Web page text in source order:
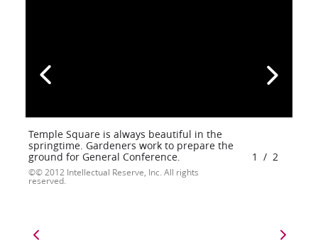
Temple Square is always beautiful in the
springtime. Gardeners work to prepare the
ground for General Conference.
© 2012 Intellectual Reserve, Inc. All rights
reserved.
1 / 2